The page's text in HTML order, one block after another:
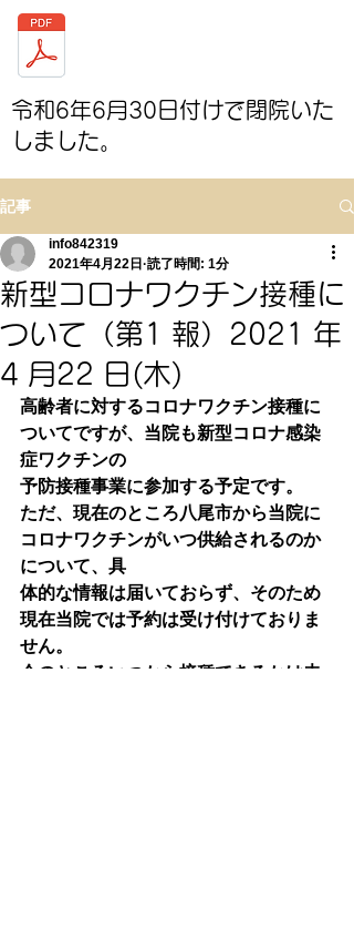
​令和6年6月30日付けで閉院いた
しました。
記事
新型コロナワクチン接種に
ついて（第1 報）2021 年
4 月22 日(木)
info842319
2021年4月22日 読了時間: 1分
高齢者に対するコロナワクチン接種に
ついてですが、当院も新型コロナ感染
症ワクチンの
予防接種事業に参加する予定です。
ただ、現在のところ八尾市から当院に
コロナワクチンがいつ供給されるのか
について、具
体的な情報は届いておらず、そのため
現在当院では予約は受け付けておりま
せん。
今のところいつから接種できるかは未